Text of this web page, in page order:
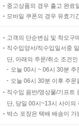
중고상품의 경우 출고 완료
모바일 쿠폰의 경우 유효기
고객의 단순변심 및 착오구
직수입양서/직수입일서중
단, 아래의 주문/취소 조건
오늘 00시 ~ 06시 30분
오늘 06시 30분 이후 주
직수입 음반/영상물/기프트
단, 당일 00시~13시 사이의
박스 포장은 택배 배송이